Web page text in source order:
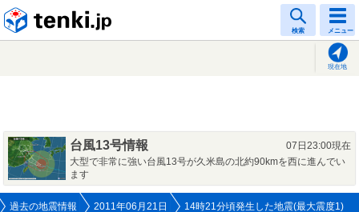
検索 メニュー
現在地
台風13号情報
07日23:00現在
大型で非常に強い台風13号が久米島の北約90kmを西に進んでい
ます
過去の地震情報 2011年06月21日 14時21分頃発生した地震(最大震度1)